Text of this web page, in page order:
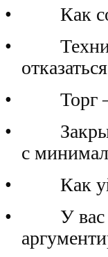
•
Как
•
•
Торг
•
с
•
Как
•
У